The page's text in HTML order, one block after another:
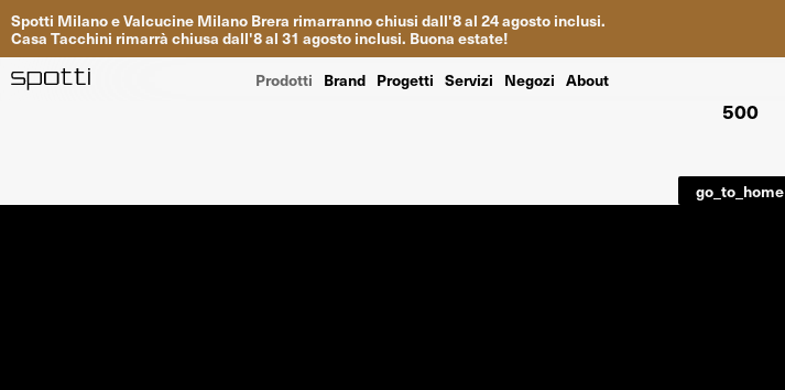
Spotti MilanoeValcucine Milano Brera rimarrannochiusi dall'8al 24agosto inclusi.
Casa Tacchini rimarrà chiusa dall'8al 31 agosto inclusi. Buona estate!
Prodotti Brand Progetti Servizi Negozi About
500
go_to_home